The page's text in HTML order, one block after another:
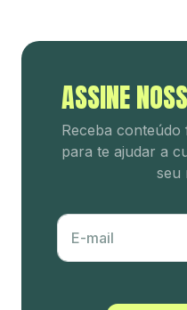
ASSINE
Receba conteúdo
para te ajudar a
seu
E-mail